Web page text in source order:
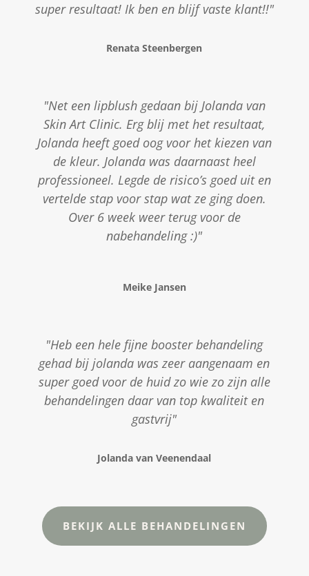
super resultaat! Ik ben en blijf vaste klant!!"
Renata Steenbergen
"Net een lipblush gedaan bij Jolanda van
Skin Art Clinic. Erg blij met het resultaat,
Jolanda heeft goed oog voor het kiezen van
de kleur. Jolanda was daarnaast heel
professioneel. Legde de risico’s goed uit en
vertelde stap voor stap wat ze ging doen.
Over 6 week weer terug voor de
nabehandeling :)"
Meike Jansen
"Heb een hele fijne booster behandeling
gehad bij jolanda was zeer aangenaam en
super goed voor de huid zo wie zo zijn alle
behandelingen daar van top kwaliteit en
gastvrij"
Jolanda van Veenendaal
BEKIJK ALLE BEHANDELINGEN